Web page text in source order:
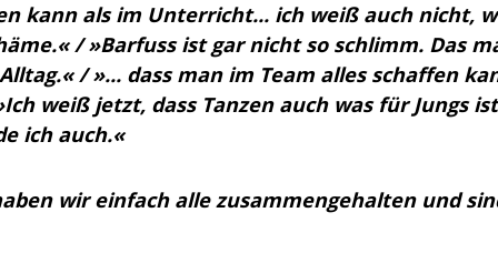
kann als im Unterricht... ich weiß auch nicht,
/ »Barfuss ist gar nicht so schlimm. Das
/ »... dass man im Team alles schaffen
weiß jetzt, dass Tanzen auch was für Jungs
ich auch.«
wir einfach alle zusammengehalten und